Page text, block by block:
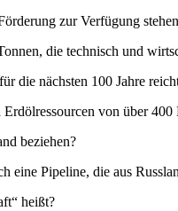
zur Verfügung
die technisch und
die nächsten 100 Jahre
von über
beziehen?
eine Pipeline, die aus
heißt?